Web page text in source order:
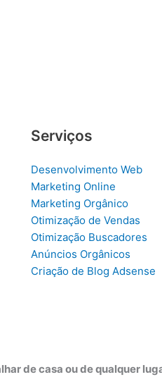
Serviços
Desenvolvimento Web
Marketing Online
Marketing Orgânico
Otimização de Vendas
Otimização Buscadores
Anúncios Orgânicos
Criação de Blog Adsense
de casa ou de qualquer